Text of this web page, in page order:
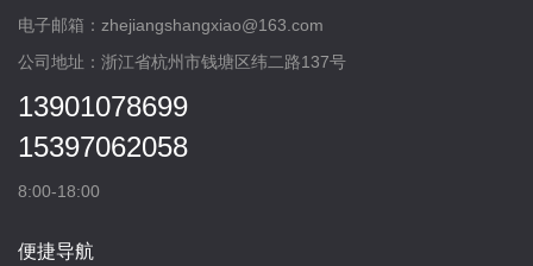
电子邮箱：zhejiangshangxiao@163.com
公司地址：浙江省杭州市钱塘区纬二路137号
13901078699
15397062058
8:00-18:00
便捷导航